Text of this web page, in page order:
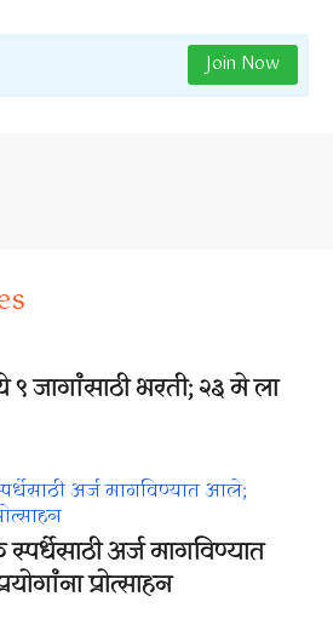
Join Now
९ जागांसाठी भरती; २३ मे ला
अर्ज मागविण्यात
प्रोत्साहन